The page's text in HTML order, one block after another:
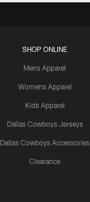
SHOP ONLINE
Mens Apparel
Womens Apparel
Kids Apparel
Dallas Cowboys Jerseys
Dallas Cowboys Accessories
Clearance